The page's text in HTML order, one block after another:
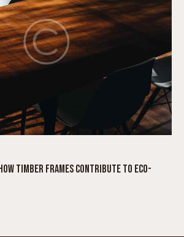
TIMBER FRAMES CONTRIBUTE TO ECO-